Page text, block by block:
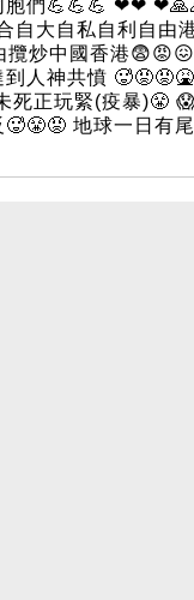
同胞們‎💪💪💪‎
大自私自利自由
炒中國香港‎
人神共憤
死正玩緊(疫暴)‎‎‎😤‎
地球一日有